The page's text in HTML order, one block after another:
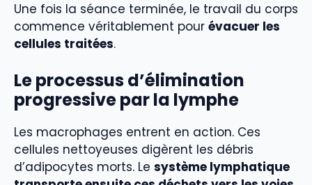
Une fois la séance terminée, le travail du corps
commence véritablement pour évacuer les
cellules traitées.
Le processus d’élimination
progressive par la lymphe
Les macrophages entrent en action. Ces
cellules nettoyeuses digèrent les débris
d’adipocytes morts. Le système lymphatique